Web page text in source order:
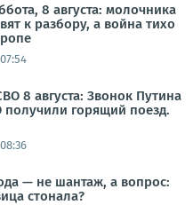
8 августа: молочника
к разбору, а война тихо
8 августа: Звонок Путина
горящий поезд.
— не шантаж, а вопрос:
стонала?